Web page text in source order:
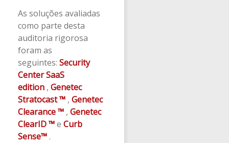
As soluções avaliadas
como parte desta
auditoria rigorosa
foram as
seguintes: Security
Center SaaS
edition , Genetec
Stratocast ™ , Genetec
Clearance ™ , Genetec
ClearID ™e Curb
Sense™.